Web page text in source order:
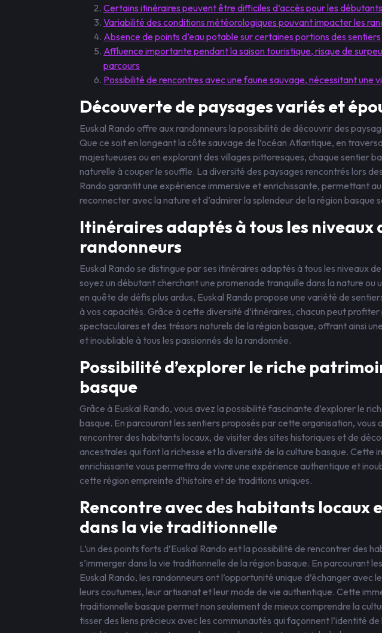
Certains itinéraires peuvent être difficiles d’accès pour les débutants
Variabilité des conditions météorologiques pouvant impacter les
Absence de points d’eau potable sur certaines portions des sentiers
Affluence importante pendant la saison touristique, risque de
parcours
Possibilité de rencontres avec une faune sauvage, nécessitant une
Découverte de paysages variés et
Euskal Rando offre aux randonneurs la possibilité de découvrir des
Que ce soit en longeant la côte sauvage de l’océan Atlantique, en
majestueuses ou en explorant des villages pittoresques, chaque sentier
naturelle à couper le souffle. La diversité des paysages rencontrés lors
Rando garantit une expérience immersive et enrichissante, permettant
reconnecter avec la nature et d’admirer la splendeur de la région basque
Itinéraires adaptés à tous les niveaux
randonneurs
Euskal Rando se distingue par ses itinéraires adaptés à tous les niveaux
soyez un débutant cherchant une promenade tranquille dans la nature ou
en quête de défis plus ardus, Euskal Rando propose une variété de
à vos capacités. Grâce à cette diversité d’itinéraires, chacun peut
spectaculaires et des trésors naturels de la région basque, offrant ainsi
et inoubliable à tous les passionnés de la randonnée.
Possibilité d’explorer le riche
basque
Grâce à Euskal Rando, vous avez la possibilité fascinante d’explorer le
basque. En parcourant les sentiers proposés par cette organisation, vous
rencontrer des habitants locaux, de visiter des sites historiques et de
ancestrales qui font la richesse et la diversité de la culture basque. Cette
enrichissante vous permettra de vivre une expérience authentique et
cette région empreinte d’histoire et de traditions uniques.
Rencontre avec des habitants locaux
dans la vie traditionnelle
L’un des points forts d’Euskal Rando est la possibilité de rencontrer des
s’immerger dans la vie traditionnelle de la région basque. En parcourant
Euskal Rando, les randonneurs ont l’opportunité unique d’échanger avec
leurs coutumes, leur artisanat et leur mode de vie authentique. Cette
traditionnelle basque permet non seulement de mieux comprendre la
tisser des liens précieux avec les communautés qui façonnent l’identité